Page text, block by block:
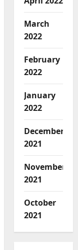
March
2022
February
2022
January
2022
December
2021
November
2021
October
2021